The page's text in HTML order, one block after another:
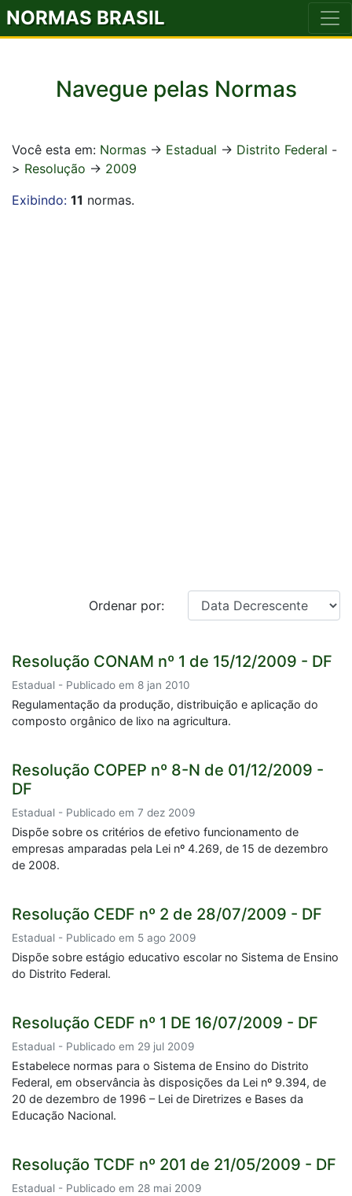
NORMAS BRASIL
Navegue pelas Normas
Você esta em: Normas -> Estadual -> Distrito Federal -
> Resolução -> 2009
Exibindo: 11 normas.
Ordenar por:
Resolução CONAM nº 1 de 15/12/2009 - DF
Estadual - Publicado em 8 jan 2010
Regulamentação da produção, distribuição e aplicação do
composto orgânico de lixo na agricultura.
Resolução COPEP nº 8-N de 01/12/2009 -
DF
Estadual - Publicado em 7 dez 2009
Dispõe sobre os critérios de efetivo funcionamento de
empresas amparadas pela Lei nº 4.269, de 15 de dezembro
de 2008.
Resolução CEDF nº 2 de 28/07/2009 - DF
Estadual - Publicado em 5 ago 2009
Dispõe sobre estágio educativo escolar no Sistema de Ensino
do Distrito Federal.
Resolução CEDF nº 1 DE 16/07/2009 - DF
Estadual - Publicado em 29 jul 2009
Estabelece normas para o Sistema de Ensino do Distrito
Federal, em observância às disposições da Lei nº 9.394, de
20 de dezembro de 1996 – Lei de Diretrizes e Bases da
Educação Nacional.
Resolução TCDF nº 201 de 21/05/2009 - DF
Estadual - Publicado em 28 mai 2009